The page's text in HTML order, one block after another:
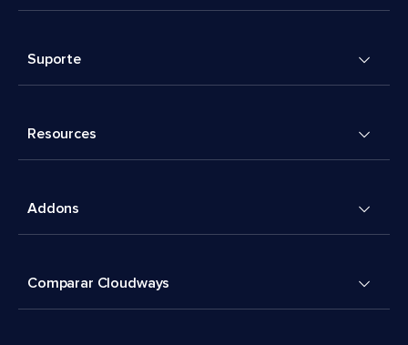
Suporte
Resources
Addons
Comparar Cloudways